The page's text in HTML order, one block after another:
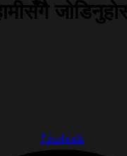
Facebook